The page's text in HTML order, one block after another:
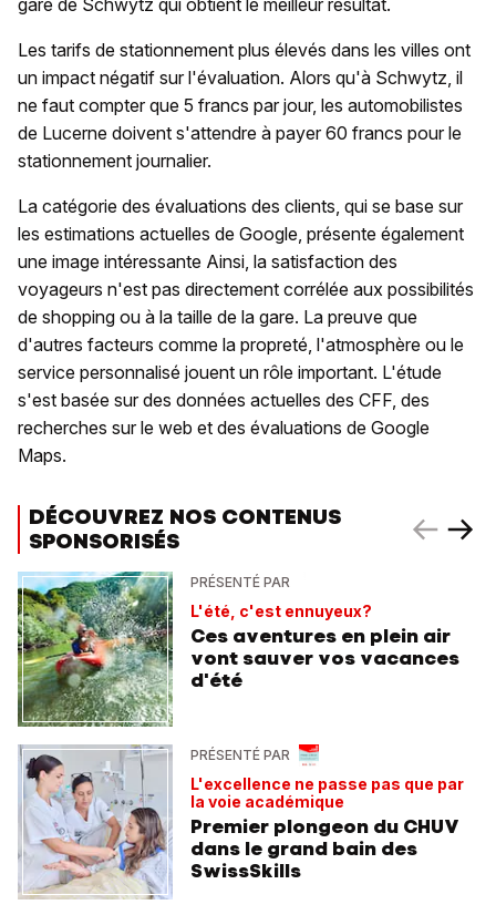
Les tarifs de stationnement plus élevés dans les villes ont
un impact négatif sur l'évaluation. Alors qu'à Schwytz, il
ne faut compter que 5 francs par jour, les automobilistes
de Lucerne doivent s'attendre à payer 60 francs pour le
stationnement journalier.
La catégorie des évaluations des clients, qui se base sur
les estimations actuelles de Google, présente également
une image intéressante Ainsi, la satisfaction des
voyageurs n'est pas directement corrélée aux possibilités
de shopping ou à la taille de la gare. La preuve que
d'autres facteurs comme la propreté, l'atmosphère ou le
service personnalisé jouent un rôle important. L'étude
s'est basée sur des données actuelles des CFF, des
recherches sur le web et des évaluations de Google
Maps.
DÉCOUVREZ NOS CONTENUS
SPONSORISÉS
PRÉSENTÉ PAR
L'été, c'est ennuyeux?
Ces aventures en plein air
vont sauver vos vacances
d'été
PRÉSENTÉ PAR
L'excellence ne passe pas que par
la voie académique
Premier plongeon du CHUV
dans le grand bain des
SwissSkills